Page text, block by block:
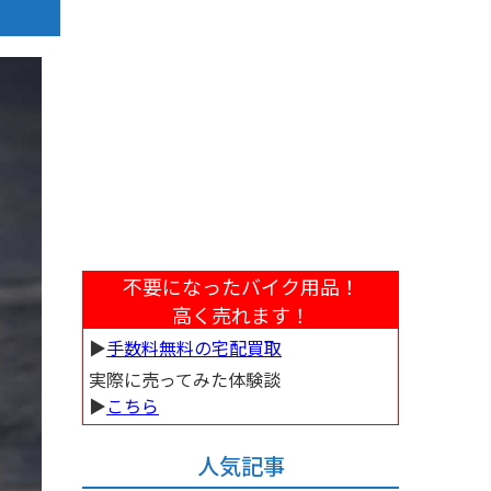
不要になったバイク用品！
高く売れます！
▶︎手数料無料の宅配買取
実際に売ってみた体験談
▶︎こちら
人気記事